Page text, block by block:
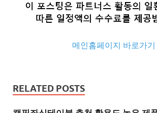
메인홈페이지 바로가기
사
이
RELATED POSTS